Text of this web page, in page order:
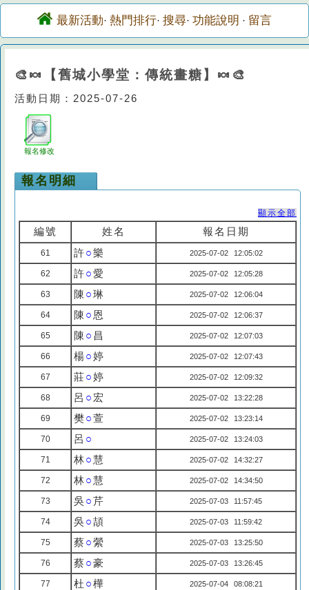
最新活動· 熱門排行· 搜尋· 功能說明 · 留言
🎨🍬【舊城小學堂：傳統畫糖】🍬🎨
活動日期：2025-07-26
報名修改
報名明細
顯示全部
編號 姓名 報名日期
61 許○樂 2025-07-02 12:05:02
62 許○愛 2025-07-02 12:05:28
63 陳 ○琳 2025-07-02 12:06:04
64 陳 ○ 恩 2025-07-02 12:06:37
65 陳 ○ 昌 2025-07-02 12:07:03
66 楊○婷 2025-07-02 12:07:43
67 莊○婷 2025-07-02 12:09:32
68 呂 ○ 宏 2025-07-02 13:22:28
69 樊○萱 2025-07-02 13:23:14
70 呂 ○ 2025-07-02 13:24:03
71 林○慧 2025-07-02 14:32:27
72 林○慧 2025-07-02 14:34:50
73 吳 ○芹 2025-07-03 11:57:45
74 吳 ○頡 2025-07-03 11:59:42
75 蔡○縈 2025-07-03 13:25:50
76 蔡○豪 2025-07-03 13:26:45
77 杜 ○樺 2025-07-04 08:08:21